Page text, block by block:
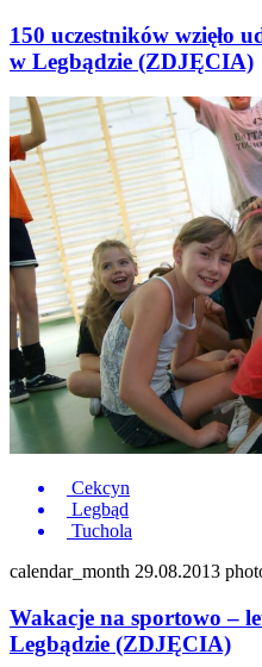
150 uczestników wzięło
w Legbądzie (ZDJĘCIA)
Cekcyn
Legbąd
Tuchola
calendar_month 29.08.2013
Wakacje na sportowo –
Legbądzie (ZDJĘCIA)